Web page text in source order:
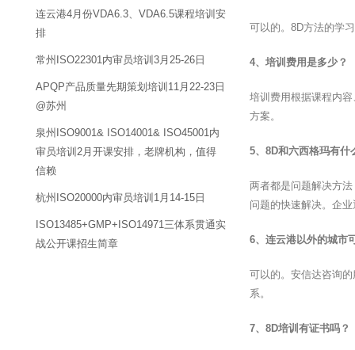
可以的。8D方法的学
4、培训费用是多少？
培训费用根据课程内
方案。
5、8D和六西格玛有什
两者都是问题解决方
问题的快速解决。企
6、连云港以外的城市
可以的。安信达咨询
系。
7、8D培训有证书吗？
连云港4月份VDA6.3、VDA6.5课程培训安
排
常州ISO22301内审员培训3月25-26日
APQP产品质量先期策划培训11月22-23日
@苏州
泉州ISO9001& ISO14001& ISO45001内
审员培训2月开课安排，老牌机构，值得
信赖
杭州ISO20000内审员培训1月14-15日
ISO13485+GMP+ISO14971三体系贯通实
战公开课招生简章